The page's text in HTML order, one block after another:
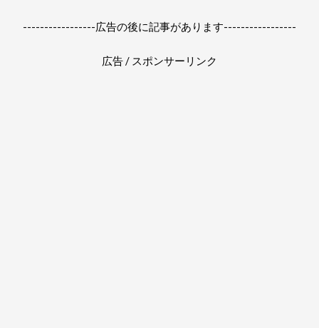
-----------------広告の後に記事があります-----------------
広告 / スポンサーリンク